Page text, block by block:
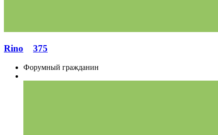
Rino 375
Форумный гражданин